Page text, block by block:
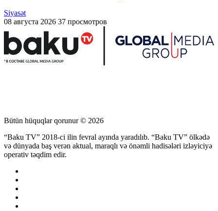
Siyasət
08 августа 2026 37 просмотров
Bütün hüquqlar qorunur © 2026
“Baku TV” 2018-ci ilin fevral ayında yaradılıb. “Baku TV” ölkədə
və dünyada baş verən aktual, maraqlı və önəmli hadisələri izləyiciyə
operativ təqdim edir.